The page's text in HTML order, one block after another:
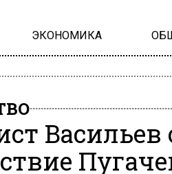
ЭКОНОМИКА